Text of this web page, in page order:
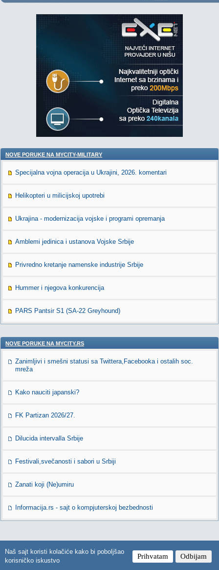
Naš sajt koristi kolačiće kako bi poboljšao
korisničko iskustvo
Prihvatam Odbijam
NOVE PORUKE NA MYCITY-MILITARY
Specijalna vojna operacija u Ukrajini, 2026. komentari
Helikopteri u milicijskoj upotrebi
Ukrajina - modernizacija vojske i programi opremanja
Amblemi jedinica i ustanova Vojske Srbije
Privredno kretanje namenske industrije Srbije
Hummer i njegova konkurencija
PARS Pantsir S1 (SA-22 Greyhound)
NOVE PORUKE NA MYCITY.RS
Zanimljivi i smešni statusi sa Twittera,Facebooka i ostalih soc.
mreža
Kako nauciti japanski?
FK Partizan 2026/27.
Dilucida intervalla Srbije
Festivali,svečanosti i sabori u Srbiji
Zanati koji (Ne)umiru
Informacija.rs - sajt o kompjuterskoj bezbednosti
U FOKUSU NA MYCITY